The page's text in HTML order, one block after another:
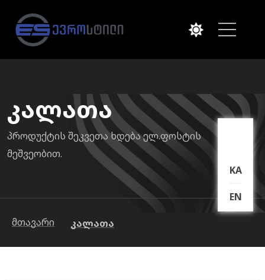
KA
EN
კალათა
პროდუქტის შეკვეთა ხდება ელ.ფოსტის
მეშვეობით.
მთავარი კალათა